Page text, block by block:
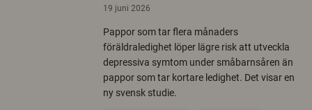
19 juni 2026
Pappor som tar flera månaders
föräldraledighet löper lägre risk att utveckla
depressiva symtom under småbarnsåren än
pappor som tar kortare ledighet. Det visar en
ny svensk studie.